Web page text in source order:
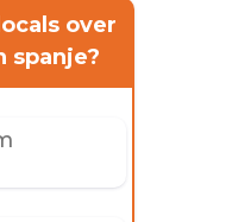
over
spanje?